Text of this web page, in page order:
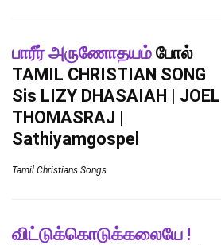
பாரீர் அருணோதயம் போல்
TAMIL CHRISTIAN SONG
Sis LIZY DHASAIAH | JOEL
THOMASRAJ |
Sathiyamgospel
Tamil Christians Songs
விட்டுக்கொடுக்கலையே !